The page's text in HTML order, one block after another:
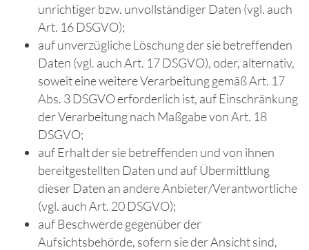
unrichtiger bzw. unvollständiger Daten (vgl. auch
Art. 16 DSGVO);
auf unverzügliche Löschung der sie betreffenden
Daten (vgl. auch Art. 17 DSGVO), oder, alternativ,
soweit eine weitere Verarbeitung gemäß Art. 17
Abs. 3 DSGVO erforderlich ist, auf Einschränkung
der Verarbeitung nach Maßgabe von Art. 18
DSGVO;
auf Erhalt der sie betreffenden und von ihnen
bereitgestellten Daten und auf Übermittlung
dieser Daten an andere Anbieter/Verantwortliche
(vgl. auch Art. 20 DSGVO);
auf Beschwerde gegenüber der
Aufsichtsbehörde, sofern sie der Ansicht sind,